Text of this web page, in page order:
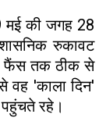
मई की जगह 28
रुकावट
फैंस तक ठीक से
वह 'काला दिन'
पहुंचते रहे।